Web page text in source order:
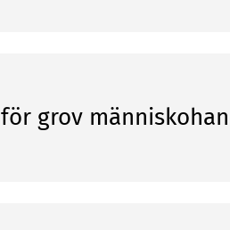
grov